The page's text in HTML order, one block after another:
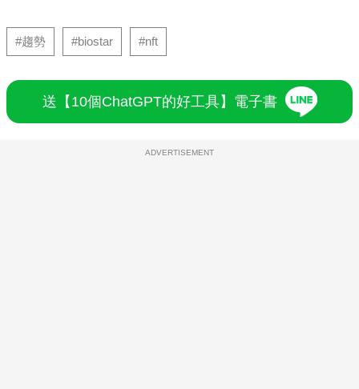
#趨勢 #biostar #nft
送【10個ChatGPT的好工具】電子書
ADVERTISEMENT